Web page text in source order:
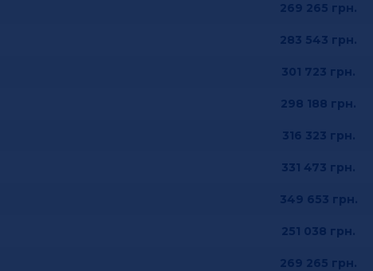
269 265 грн.
283 543 грн.
301 723 грн.
298 188 грн.
316 323 грн.
331 473 грн.
349 653 грн.
251 038 грн.
269 265 грн.